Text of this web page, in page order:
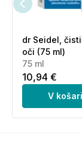
zdravila, se
Tega izdelka
laktacije.
Sestavine (v
Glukozamin
školjke
askorbinska
kurkume
dr Seidel,
oči (75 ml)
75 ml
10,94 €
V